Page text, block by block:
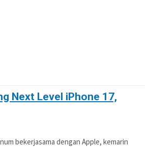
Next Level iPhone 17,
bekerjasama dengan Apple, kemarin